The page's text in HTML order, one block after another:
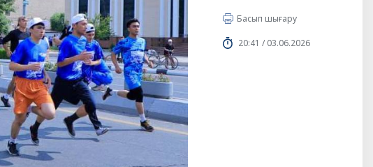
Басып шығару
20:41 / 03.06.2026